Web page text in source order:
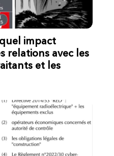
impact
relations avec les
et les